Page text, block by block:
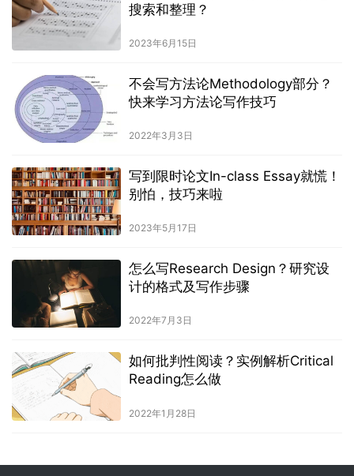
搜索和整理？
2023年6月15日
不会写方法论Methodology部分？
快来学习方法论写作技巧
2022年3月3日
写到限时论文In-class Essay就慌！
别怕，技巧来啦
2023年5月17日
怎么写Research Design？研究设
计的格式及写作步骤
2022年7月3日
如何批判性阅读？实例解析Critical
Reading怎么做
2022年1月28日